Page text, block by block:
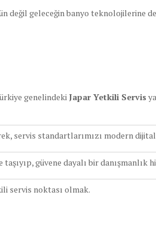
geleceğin banyo teknolojilerine
genelindeki Japar Yetkili Servis
servis standartlarımızı modern
güvene dayalı bir danışmanlık
servis noktası olmak.